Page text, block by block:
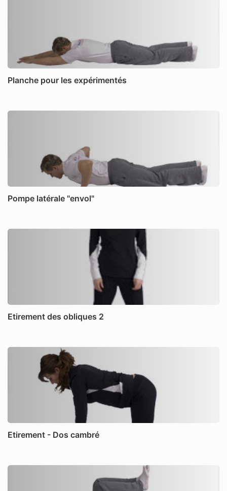
Planche pour les expérimentés
Pompe latérale "envol"
Etirement des obliques 2
Etirement - Dos cambré